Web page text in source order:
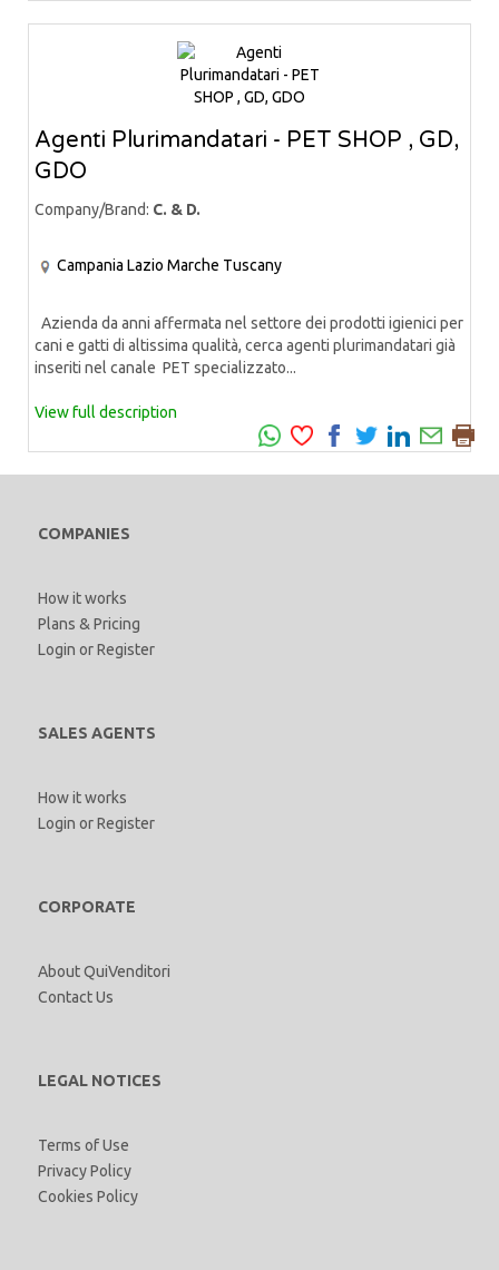
Agenti Plurimandatari - PET SHOP , GD,
GDO
Company/Brand: C. & D.
Campania Lazio Marche Tuscany
Azienda da anni affermata nel settore dei prodotti igienici per
cani e gatti di altissima qualità, cerca agenti plurimandatari già
inseriti nel canale PET specializzato...
View full description
COMPANIES
How it works
Plans & Pricing
Login orRegister
SALES AGENTS
How it works
Login orRegister
CORPORATE
About QuiVenditori
Contact Us
LEGAL NOTICES
Terms of Use
Privacy Policy
Cookies Policy